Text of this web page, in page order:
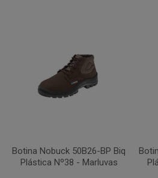
Botina Nobuck 50B26-BP Biq
Plástica Nº38 - Marluvas